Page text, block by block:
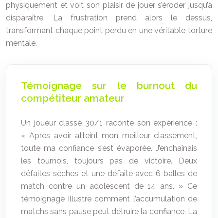
physiquement et voit son plaisir de jouer s’éroder jusqu’à
disparaître. La frustration prend alors le dessus,
transformant chaque point perdu en une véritable torture
mentale.
Témoignage sur le burnout du
compétiteur amateur
Un joueur classé 30/1 raconte son expérience :
« Après avoir atteint mon meilleur classement,
toute ma confiance s’est évaporée. J’enchaînais
les tournois, toujours pas de victoire. Deux
défaites sèches et une défaite avec 6 balles de
match contre un adolescent de 14 ans. » Ce
témoignage illustre comment l’accumulation de
matchs sans pause peut détruire la confiance. La